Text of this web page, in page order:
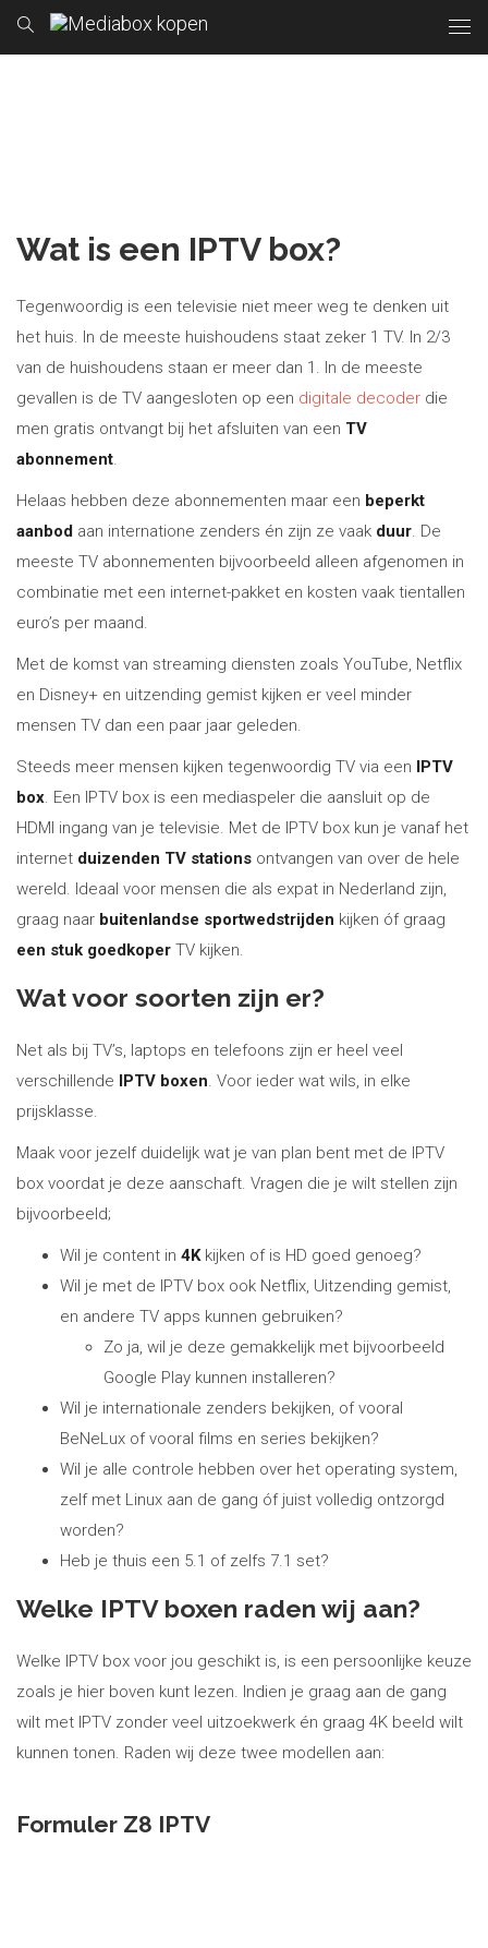
Wat is een IPTV box?
Tegenwoordig is een televisie niet meer weg te denken uit
het huis. In de meeste huishoudens staat zeker 1 TV. In 2/3
van de huishoudens staan er meer dan 1. In de meeste
gevallen is de TV aangesloten op een digitale decoder die
men gratis ontvangt bij het afsluiten van een TV
abonnement.
Helaas hebben deze abonnementen maar een beperkt
aanbod aan internatione zenders én zijn ze vaak duur. De
meeste TV abonnementen bijvoorbeeld alleen afgenomen in
combinatie met een internet-pakket en kosten vaak tientallen
euro’s per maand.
Met de komst van streaming diensten zoals YouTube, Netflix
en Disney+ en uitzending gemist kijken er veel minder
mensen TV dan een paar jaar geleden.
Steeds meer mensen kijken tegenwoordig TV via een IPTV
box. Een IPTV box is een mediaspeler die aansluit op de
HDMI ingang van je televisie. Met de IPTV box kun je vanaf het
internet duizenden TV stations ontvangen van over de hele
wereld. Ideaal voor mensen die als expat in Nederland zijn,
graag naar buitenlandse sportwedstrijden kijken óf graag
een stuk goedkoper TV kijken.
Wat voor soorten zijn er?
Net als bij TV’s, laptops en telefoons zijn er heel veel
verschillende IPTV boxen. Voor ieder wat wils, in elke
prijsklasse.
Maak voor jezelf duidelijk wat je van plan bent met de IPTV
box voordat je deze aanschaft. Vragen die je wilt stellen zijn
bijvoorbeeld;
Wil je content in 4Kkijken of is HD goed genoeg?
Wil je met de IPTV box ook Netflix, Uitzending gemist,
en andere TV apps kunnen gebruiken?
Zo ja, wil je deze gemakkelijk met bijvoorbeeld
Google Play kunnen installeren?
Wil je internationale zenders bekijken, of vooral
BeNeLux of vooral films en series bekijken?
Wil je alle controle hebben over het operating system,
zelf met Linux aan de gang óf juist volledig ontzorgd
worden?
Heb je thuis een 5.1 of zelfs 7.1 set?
Welke IPTV boxen raden wij aan?
Welke IPTV box voor jou geschikt is, is een persoonlijke keuze
zoals je hier boven kunt lezen. Indien je graag aan de gang
wilt met IPTV zonder veel uitzoekwerk én graag 4K beeld wilt
kunnen tonen. Raden wij deze twee modellen aan:
Formuler Z8 IPTV